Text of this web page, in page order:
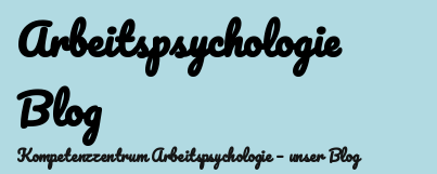
Arbeitspsychologie
Blog
Kompetenzzentrum Arbeitspsychologie – unser Blog